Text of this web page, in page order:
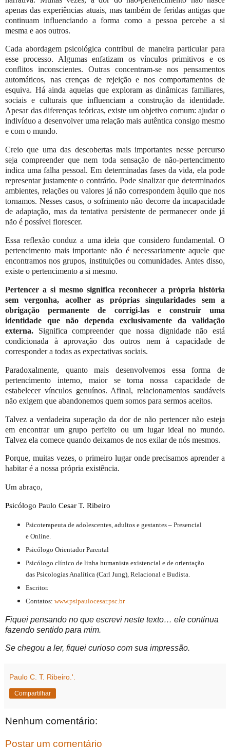
apenas das experiências atuais, mas também de feridas antigas que
continuam influenciando a forma como a pessoa percebe a si
mesma e aos outros.
Cada abordagem psicológica contribui de maneira particular para
esse processo. Algumas enfatizam os vínculos primitivos e os
conflitos inconscientes. Outras concentram-se nos pensamentos
automáticos, nas crenças de rejeição e nos comportamentos de
esquiva. Há ainda aquelas que exploram as dinâmicas familiares,
sociais e culturais que influenciam a construção da identidade.
Apesar das diferenças teóricas, existe um objetivo comum: ajudar o
indivíduo a desenvolver uma relação mais autêntica consigo mesmo
e com o mundo.
Creio que uma das descobertas mais importantes nesse percurso
seja compreender que nem toda sensação de não-pertencimento
indica uma falha pessoal. Em determinadas fases da vida, ela pode
representar justamente o contrário. Pode sinalizar que determinados
ambientes, relações ou valores já não correspondem àquilo que nos
tornamos. Nesses casos, o sofrimento não decorre da incapacidade
de adaptação, mas da tentativa persistente de permanecer onde já
não é possível florescer.
Essa reflexão conduz a uma ideia que considero fundamental. O
pertencimento mais importante não é necessariamente aquele que
encontramos nos grupos, instituições ou comunidades. Antes disso,
existe o pertencimento a si mesmo.
Pertencer a si mesmo significa reconhecer a própria história
sem vergonha, acolher as próprias singularidades sem a
obrigação permanente de corrigi-las e construir uma
identidade que não dependa exclusivamente da validação
externa. Significa compreender que nossa dignidade não está
condicionada à aprovação dos outros nem à capacidade de
corresponder a todas as expectativas sociais.
Paradoxalmente, quanto mais desenvolvemos essa forma de
pertencimento interno, maior se torna nossa capacidade de
estabelecer vínculos genuínos. Afinal, relacionamentos saudáveis
não exigem que abandonemos quem somos para sermos aceitos.
Talvez a verdadeira superação da dor de não pertencer não esteja
em encontrar um grupo perfeito ou um lugar ideal no mundo.
Talvez ela comece quando deixamos de nos exilar de nós mesmos.
Porque, muitas vezes, o primeiro lugar onde precisamos aprender a
habitar é a nossa própria existência.
Um abraço,
Psicólogo Paulo Cesar T. Ribeiro
Psicoterapeuta de adolescentes, adultos e gestantes – Presencial
e Online.
Psicólogo Orientador Parental
Psicólogo clínico de linha humanista existencial e de orientação
das Psicologias Analítica (Carl Jung), Relacional e Budista.
Escritor.
Contatos: www.psipaulocesar.psc.br
Fiquei pensando no que escrevi neste texto… ele continua
fazendo sentido para mim.
Se chegou a ler, fiquei curioso com sua impressão.
Paulo C. T. Ribeiro.'.
Compartilhar
Nenhum comentário:
Postar um comentário